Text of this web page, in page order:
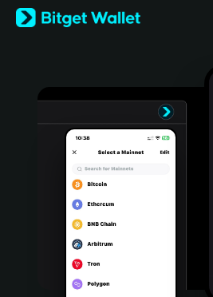
English
日本語
Türkçe
Português (Portugal)
Bahasa Indonesia